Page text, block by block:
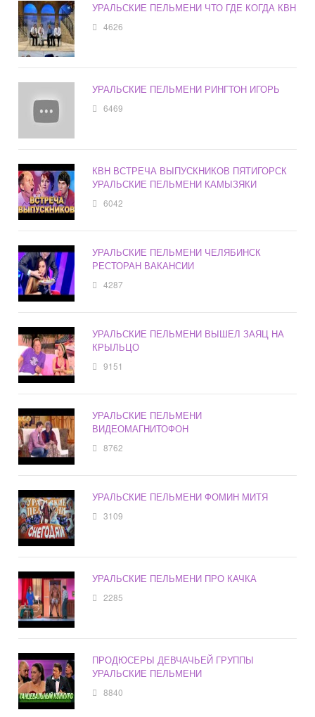
УРАЛЬСКИЕ ПЕЛЬМЕНИ ЧТО ГДЕ КОГДА КВН
4626
УРАЛЬСКИЕ ПЕЛЬМЕНИ РИНГТОН ИГОРЬ
6469
КВН ВСТРЕЧА ВЫПУСКНИКОВ ПЯТИГОРСК
УРАЛЬСКИЕ ПЕЛЬМЕНИ КАМЫЗЯКИ
6042
УРАЛЬСКИЕ ПЕЛЬМЕНИ ЧЕЛЯБИНСК
РЕСТОРАН ВАКАНСИИ
4287
УРАЛЬСКИЕ ПЕЛЬМЕНИ ВЫШЕЛ ЗАЯЦ НА
КРЫЛЬЦО
9151
УРАЛЬСКИЕ ПЕЛЬМЕНИ
ВИДЕОМАГНИТОФОН
8762
УРАЛЬСКИЕ ПЕЛЬМЕНИ ФОМИН МИТЯ
3109
УРАЛЬСКИЕ ПЕЛЬМЕНИ ПРО КАЧКА
2285
ПРОДЮСЕРЫ ДЕВЧАЧЬЕЙ ГРУППЫ
УРАЛЬСКИЕ ПЕЛЬМЕНИ
8840